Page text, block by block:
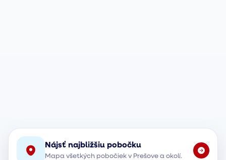
Nájsť najbližšiu pobočku
Mapa všetkých pobočiek v Prešove a okolí.